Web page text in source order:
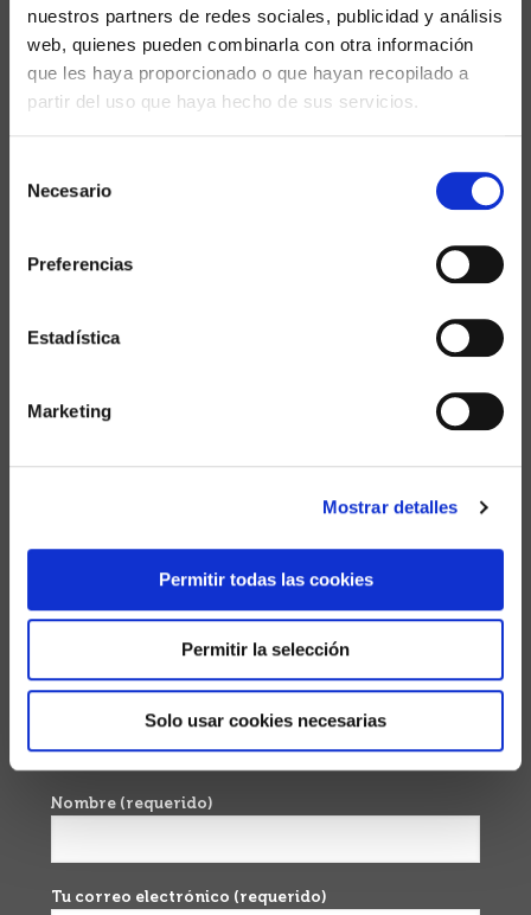
nuestros partners de redes sociales, publicidad y análisis
web, quienes pueden combinarla con otra información
que les haya proporcionado o que hayan recopilado a
partir del uso que haya hecho de sus servicios.
Necesario
Preferencias
Estadística
Marketing
Mostrar detalles
Permitir todas las cookies
Permitir la selección
Solo usar cookies necesarias
Política de Cookies
Puedes encontrarnos en
Email:destruservice@destruservice.com
Contacto
Contacto
Nombre (requerido)
Tu correo electrónico (requerido)